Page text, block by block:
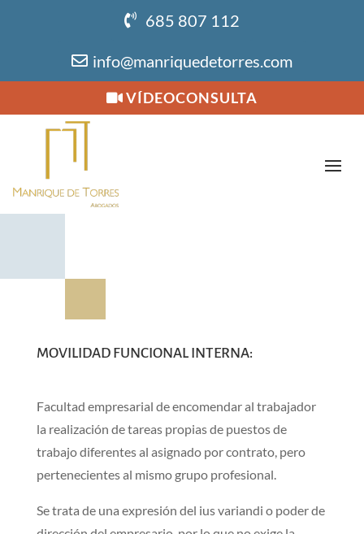
685 807 112
info@manriquedetorres.com
VÍDEOCONSULTA
MOVILIDAD FUNCIONAL INTERNA:
Facultad empresarial de encomendar al trabajador
la realización de tareas propias de puestos de
trabajo diferentes al asignado por contrato, pero
pertenecientes al mismo grupo profesional.
Se trata de una expresión del ius variandi o poder de